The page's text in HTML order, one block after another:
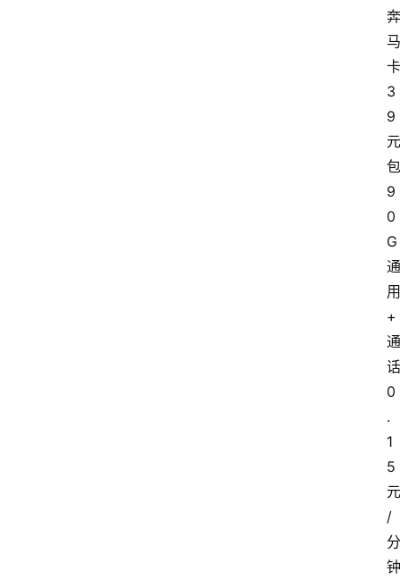
奔
马
卡
3
9
元
包
9
0
G
通
用
+
通
话
0
.
1
5
元
/
分
钟